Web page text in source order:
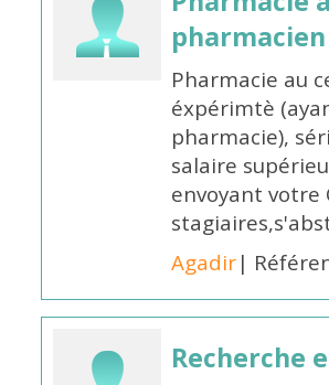
pharmacien
Pharmacie au
éxpérimtè
pharmacie),
salaire
envoyant votre
Agadir|
Recherche